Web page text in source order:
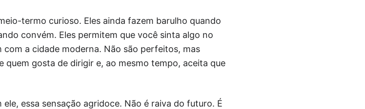
termo curioso. Eles ainda fazem barulho quando
convém. Eles permitem que você sinta algo no
a cidade moderna. Não são perfeitos, mas
gosta de dirigir e, ao mesmo tempo, aceita que
essa sensação agridoce. Não é raiva do futuro. É